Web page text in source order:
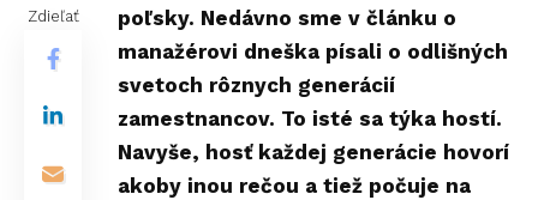
Zdieľať
poľsky. Nedávno sme v článku o
manažérovi dneška písali o odlišných
svetoch rôznych generácií
zamestnancov. To isté sa týka hostí.
Navyše, hosť každej generácie hovorí
akoby inou rečou a tiež počuje na